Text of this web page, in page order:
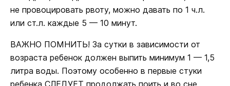
не провоцировать рвоту, можно давать по 1 ч.л.
или ст.л. каждые 5 — 10 минут.
ВАЖНО ПОМНИТЬ! За сутки в зависимости от
возраста ребенок должен выпить минимум 1 — 1,5
литра воды. Поэтому особенно в первые стуки
ребенка СЛЕДУЕТ продолжать поить и во сне,